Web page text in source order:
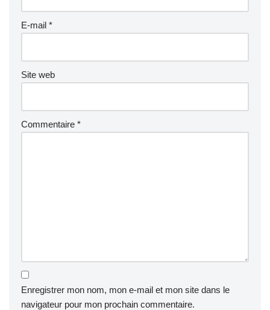
E-mail *
Site web
Commentaire *
Enregistrer mon nom, mon e-mail et mon site dans le
navigateur pour mon prochain commentaire.